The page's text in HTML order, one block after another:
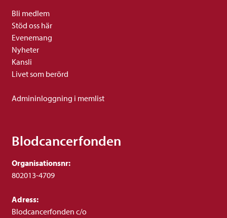
Bli medlem
Stöd oss här
Evenemang
Nyheter
Kansli
Livet som berörd
Admininloggning i memlist
Blodcancerfonden
Organisationsnr:
802013-4709
Adress:
Blodcancerfonden c/o